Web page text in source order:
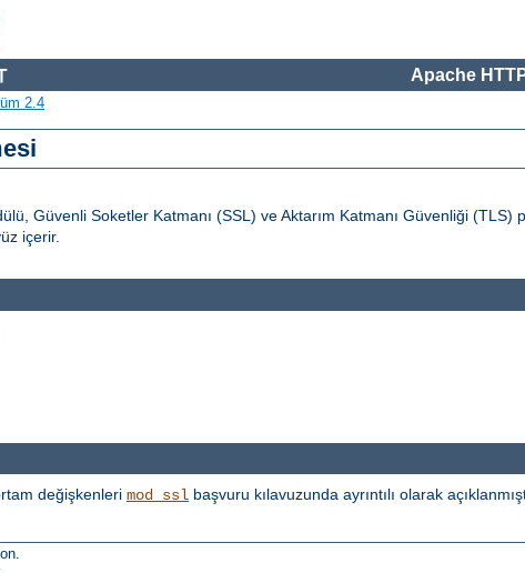
Apache
2.4
Güvenli Soketler Katmanı (SSL) ve Aktarım Katmanı Güvenliği (TLS)
içerir.
değişkenleri mod_ssl başvuru kılavuzunda ayrıntılı olarak